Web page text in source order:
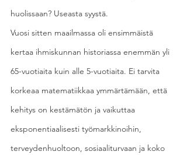
huolissaan? Useasta syystä.
Vuosi sitten maailmassa oli ensimmäistä
kertaa ihmiskunnan historiassa enemmän yli
65-vuotiaita kuin alle 5-vuotiaita. Ei tarvita
korkeaa matematiikkaa ymmärtämään, että
kehitys on kestämätön ja vaikuttaa
eksponentiaalisesti työmarkkinoihin,
terveydenhuoltoon, sosiaaliturvaan ja koko